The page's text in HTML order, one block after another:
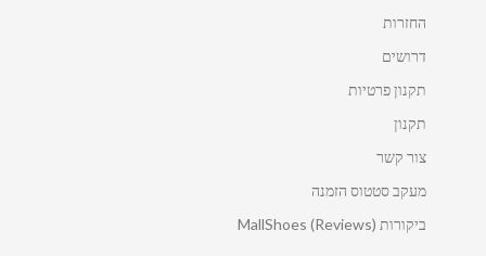
החזרות
דרושים
תקנון פרטיות
תקנון
צור קשר
מעקב סטטוס הזמנה
ביקורות MallShoes (Reviews)